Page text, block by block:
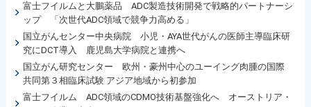
富士フイルムと大鵬薬品 ADC製造技術開発で戦略的パートナーシ
ップ 「次世代ADC領域で競争力高める」
国立がんセンター中央病院 小児・AYA世代がんの医師主導臨床研
究にDCT導入 鹿児島大学病院と連携へ
国立がん研究センター 欧州・豪州中心のユーイング肉腫の国際
共同第３相臨床試験 アジア地域から初参加
富士フイルム ADC領域のCDMO技術基盤強化へ オーストリア・